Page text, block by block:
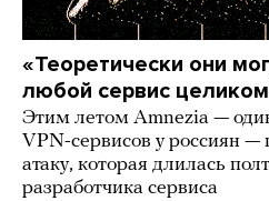
«Теоретически они
любой сервис
Этим летом Amnezia —
VPN-сервисов у россиян
атаку, которая длилась
разработчика сервиса